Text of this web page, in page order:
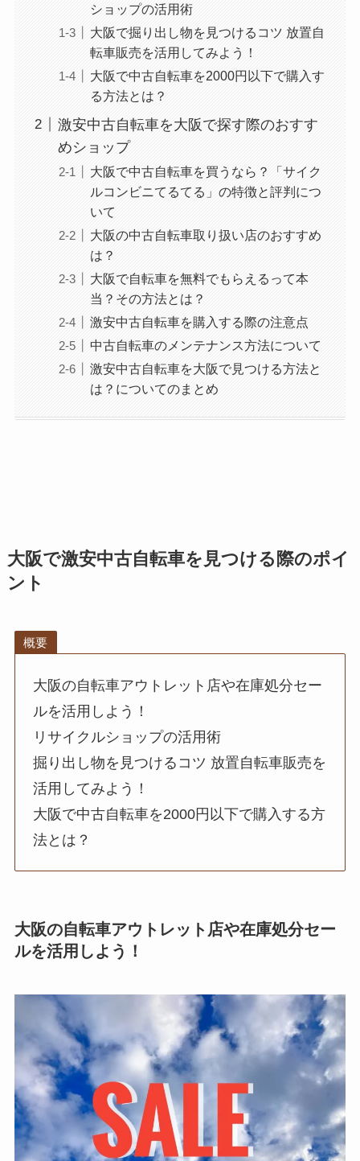
ショップの活用術
大阪で掘り出し物を見つけるコツ 放置自
転車販売を活用してみよう！
大阪で中古自転車を2000円以下で購入す
る方法とは？
激安中古自転車を大阪で探す際のおすす
めショップ
大阪で中古自転車を買うなら？「サイク
ルコンビニてるてる」の特徴と評判につ
いて
大阪の中古自転車取り扱い店のおすすめ
は？
大阪で自転車を無料でもらえるって本
当？その方法とは？
激安中古自転車を購入する際の注意点
中古自転車のメンテナンス方法について
激安中古自転車を大阪で見つける方法と
は？についてのまとめ
大阪で激安中古自転車を見つける際のポイ
ント
概要
大阪の自転車アウトレット店や在庫処分セー
ルを活用しよう！
リサイクルショップの活用術
掘り出し物を見つけるコツ 放置自転車販売を
活用してみよう！
大阪で中古自転車を2000円以下で購入する方
法とは？
大阪の自転車アウトレット店や在庫処分セー
ルを活用しよう！